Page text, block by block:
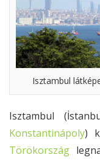
Isztambul
Isztambul
Konstantinápoly)
Törökország